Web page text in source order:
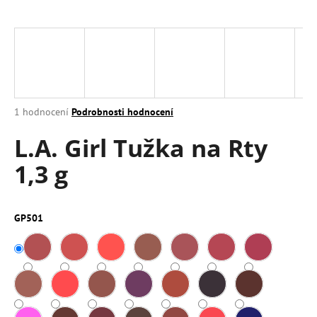
Průměrné
produktu
je
5,0
1 hodnocení Podrobnosti hodnocení
L.A. Girl Tužka na Rty
1,3 g
GP501
j
?
D
o
p
o
r
u